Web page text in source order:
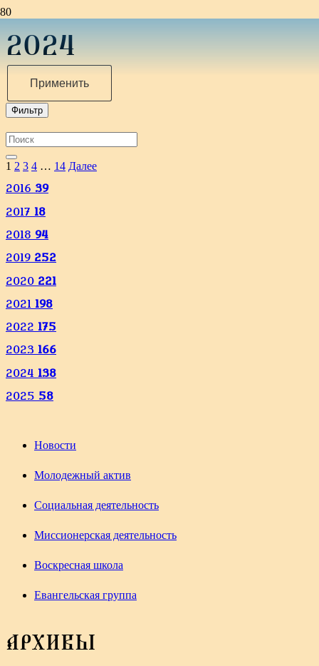
2024
Применить
Фильтр
1 2 3 4 … 14 Далее
2016 39
2017 18
2018 94
2019 252
2020 221
2021 198
2022 175
2023 166
2024 138
2025 58
Новости
Молодежный актив
Социальная деятельность
Миссионерская деятельность
Воскресная школа
Евангельская группа
АРХИВЫ